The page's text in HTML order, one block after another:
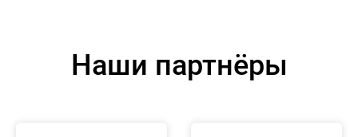
Наши партнёры